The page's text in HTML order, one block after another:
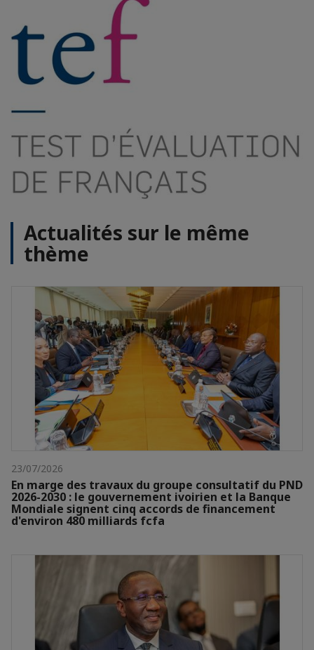
Actualités sur le même
thème
23/07/2026
En marge des travaux du groupe consultatif du PND
2026-2030 : le gouvernement ivoirien et la Banque
Mondiale signent cinq accords de financement
d'environ 480 milliards fcfa